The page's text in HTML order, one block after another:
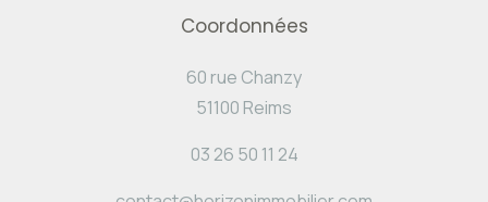
Coordonnées
60 rue Chanzy
51100 Reims
03 26 50 11 24